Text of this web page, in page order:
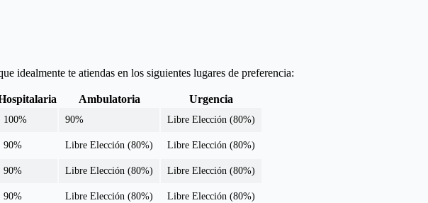
idealmente te atiendas en los siguientes lugares de preferencia:
Ambulatoria Urgencia
100% 90% Libre Elección (80%)
90% Libre Elección (80%) Libre Elección (80%)
90% Libre Elección (80%) Libre Elección (80%)
90% Libre Elección (80%) Libre Elección (80%)